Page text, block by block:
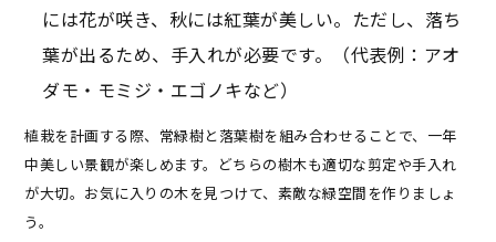
には花が咲き、秋には紅葉が美しい。ただし、落ち
葉が出るため、手入れが必要です。（代表例：アオ
ダモ・モミジ・エゴノキなど）
植栽を計画する際、常緑樹と落葉樹を組み合わせることで、一年
中美しい景観が楽しめます。どちらの樹木も適切な剪定や手入れ
が大切。お気に入りの木を見つけて、素敵な緑空間を作りましょ
う。